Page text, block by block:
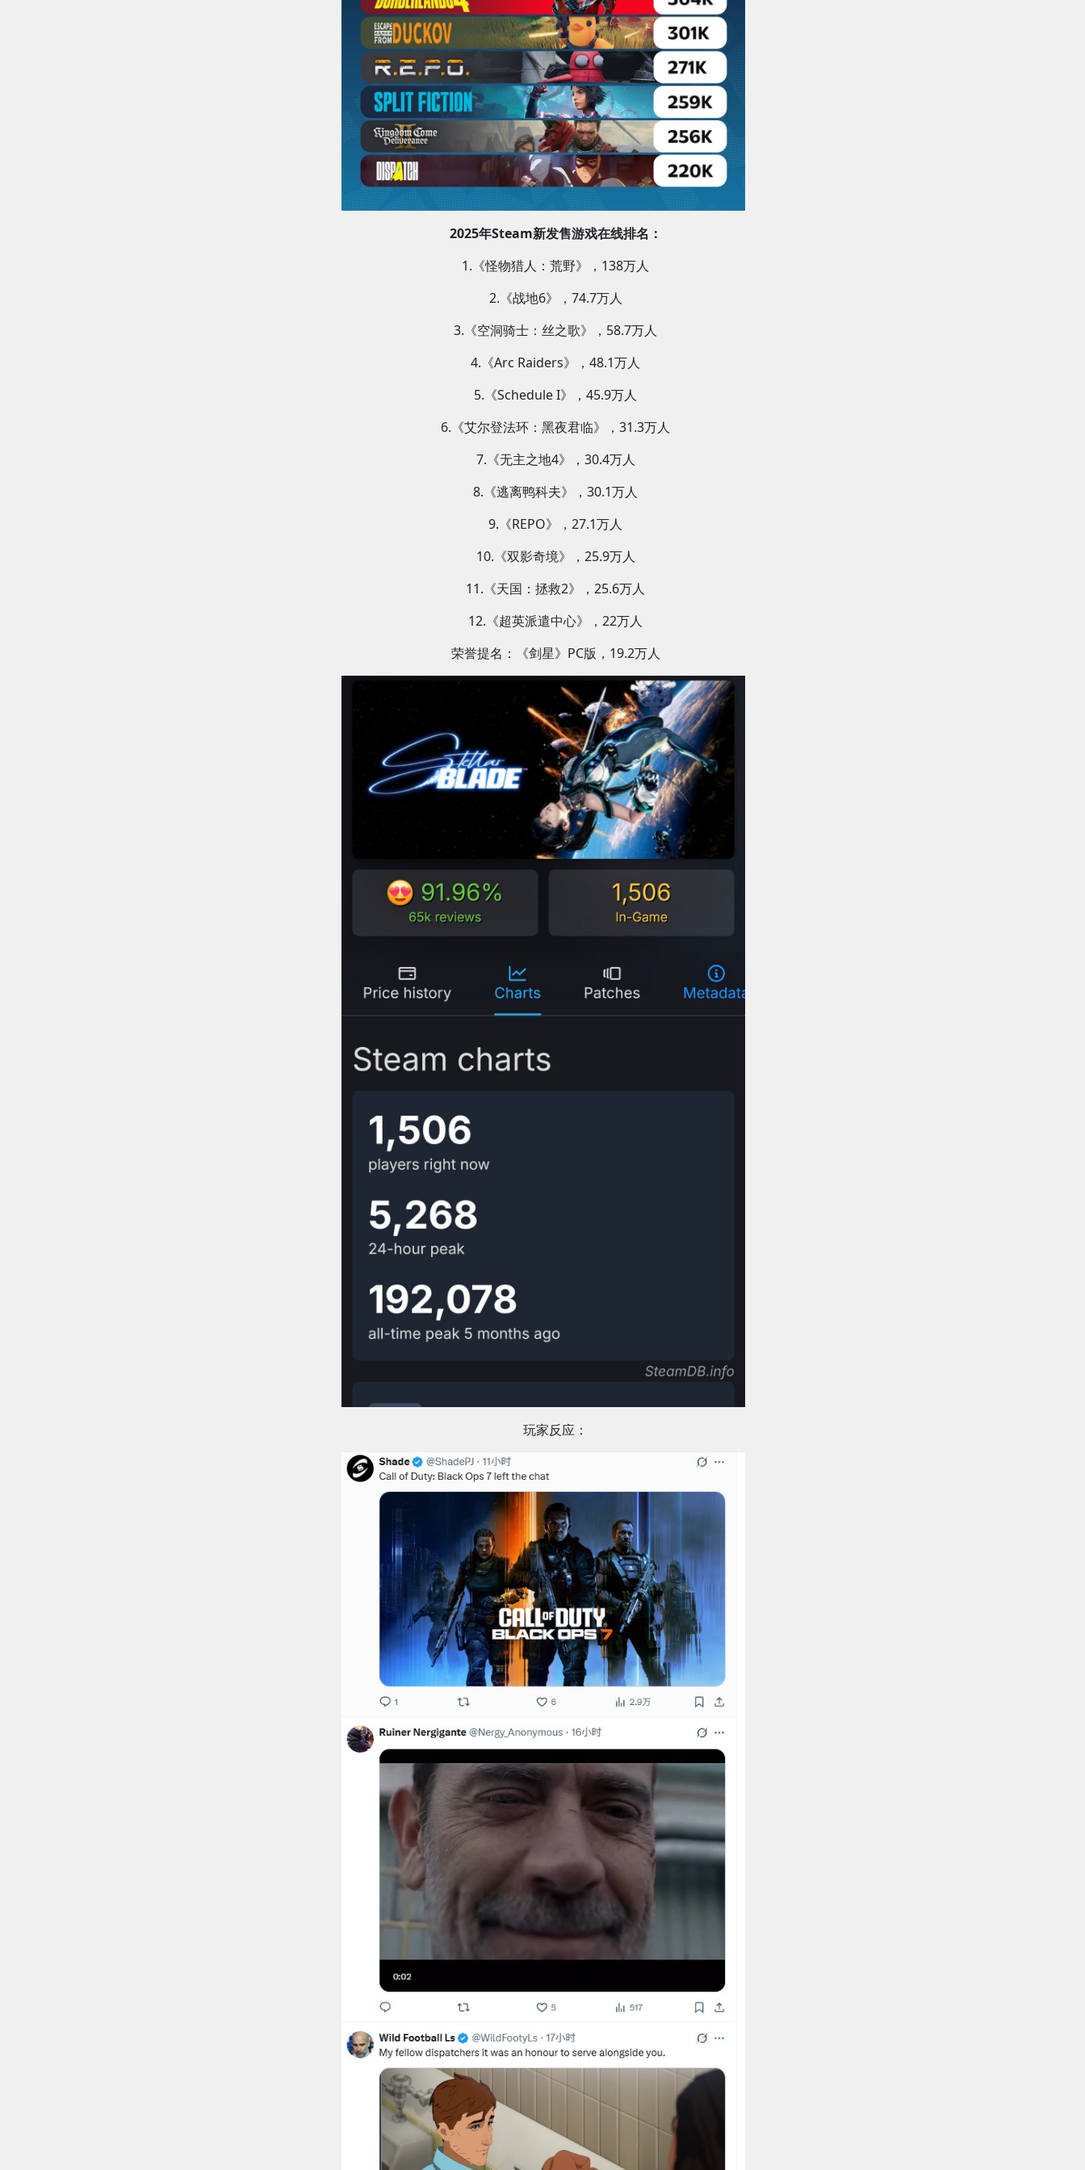
2025年Steam新发售游戏在线排名：
1.《怪物猎人：荒野》，138万人
2.《战地6》，74.7万人
3.《空洞骑士：丝之歌》，58.7万人
4.《Arc Raiders》，48.1万人
5.《Schedule I》，45.9万人
6.《艾尔登法环：黑夜君临》，31.3万人
7.《无主之地4》，30.4万人
8.《逃离鸭科夫》，30.1万人
9.《REPO》，27.1万人
10.《双影奇境》，25.9万人
11.《天国：拯救2》，25.6万人
12.《超英派遣中心》，22万人
荣誉提名：《剑星》PC版，19.2万人
玩家反应：